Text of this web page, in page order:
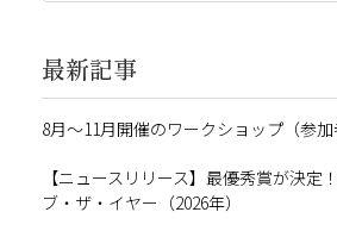
最新記事
8月～11月開催のワークショップ（参加
【ニュースリリース】最優秀賞が決定
ブ・ザ・イヤー（2026年）